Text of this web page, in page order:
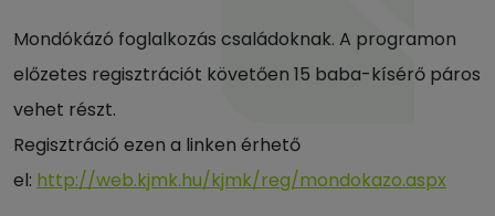
Mondókázó foglalkozás családoknak. A programon
előzetes regisztrációt követően 15 baba-kísérő páros
vehet részt.
Regisztráció ezen a linken érhető
el: http://web.kjmk.hu/kjmk/reg/mondokazo.aspx